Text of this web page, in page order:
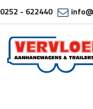
0252 - 622440